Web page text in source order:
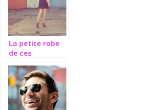
La petite robe
de ces